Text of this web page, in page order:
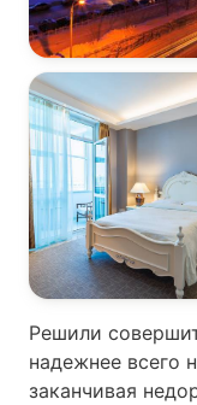
Решили
надежнее всего
заканчивая